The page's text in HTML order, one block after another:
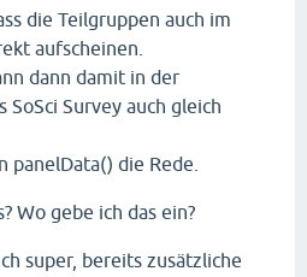
die Teilgruppen auch im
aufscheinen.
dann damit in der
Survey auch gleich
panelData() die Rede.
Wo gebe ich das ein?
super, bereits zusätzliche